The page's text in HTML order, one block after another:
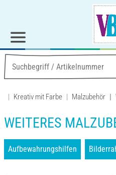
Kreativ mit Farbe Malzubehör
WEITERES
Aufbewahrungshilfen